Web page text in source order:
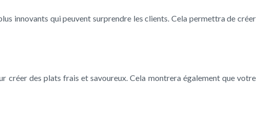
innovants qui peuvent surprendre les clients. Cela permettra de créer
créer des plats frais et savoureux. Cela montrera également que votre